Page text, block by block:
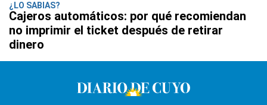
¿LO SABIAS?
Cajeros automáticos: por qué recomiendan
no imprimir el ticket después de retirar
dinero